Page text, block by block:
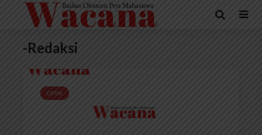
-Redaksi
OPINI